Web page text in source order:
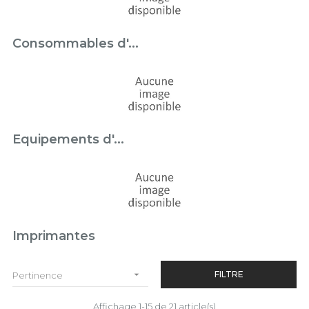
Consommables d'...
Equipements d'...
Imprimantes
Pertinence  FILTRE
Affichage 1-15 de 21 article(s)